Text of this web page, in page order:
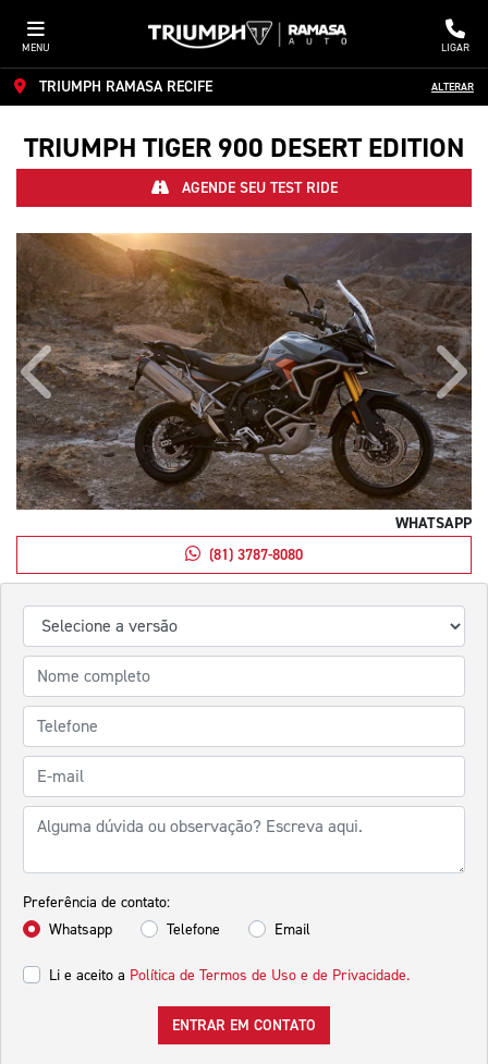
MENU LIGAR
TRIUMPH RAMASA RECIFE ALTERAR
TRIUMPH TIGER 900 DESERT EDITION
AGENDE SEU TEST RIDE
Preferência de contato:
Whatsapp
Telefone Email
Li e aceito a Política de Termos de Uso e de Privacidade.
ENTRAR EM CONTATO
Anterior
WHATSAPP
(81) 3787-8080